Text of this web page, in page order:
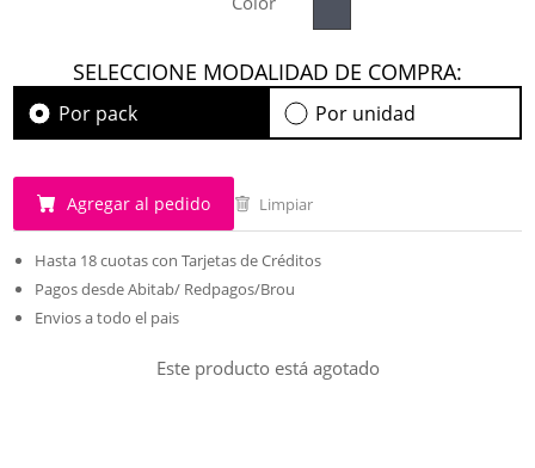
SELECCIONE MODALIDAD DE COMPRA:
Por pack Por unidad
Agregar al pedido Limpiar
Hasta 18 cuotas con Tarjetas de Créditos
Pagos desde Abitab/ Redpagos/Brou
Envios a todo el pais
Este producto está agotado